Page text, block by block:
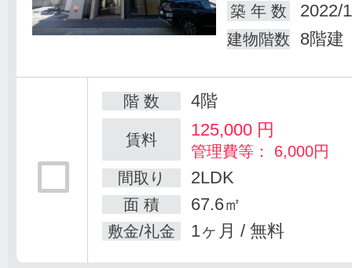
築 年 数
2022/
建物階数 8階建
階 数 4階
賃料 125,000円
管理費等： 6,000円
間取り
2LDK
面 積 67.6㎡
敷金/礼金 1ヶ月 / 無料